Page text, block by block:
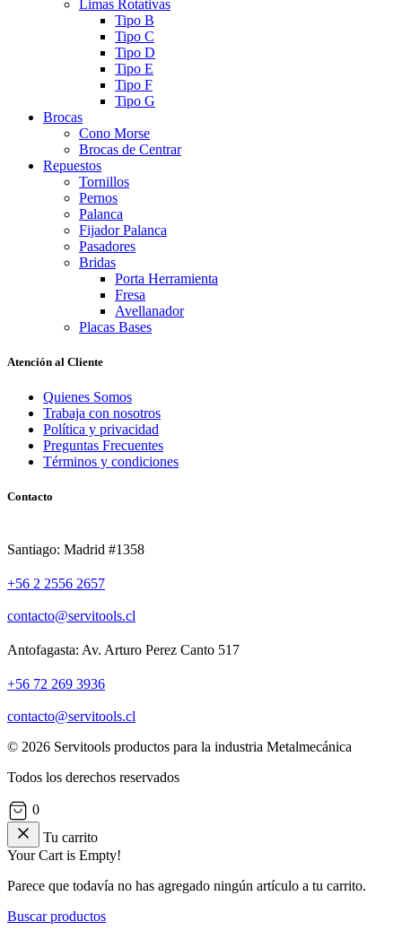
Limas Rotativas
Tipo B
Tipo C
Tipo D
Tipo E
Tipo F
Tipo G
Brocas
Cono Morse
Brocas de Centrar
Repuestos
Tornillos
Pernos
Palanca
Fijador Palanca
Pasadores
Bridas
Porta Herramienta
Fresa
Avellanador
Placas Bases
Atención al Cliente
Quienes Somos
Trabaja con nosotros
Política y privacidad
Preguntas Frecuentes
Términos y condiciones
Contacto
Santiago: Madrid #1358
+56 2 2556 2657
contacto@servitools.cl
Antofagasta: Av. Arturo Perez Canto 517
+56 72 269 3936
contacto@servitools.cl
© 2026 Servitools productos para la industria Metalmecánica
Todos los derechos reservados
0
Tu carrito
Your Cart is Empty!
Parece que todavía no has agregado ningún artículo a tu carrito.
Buscar productos